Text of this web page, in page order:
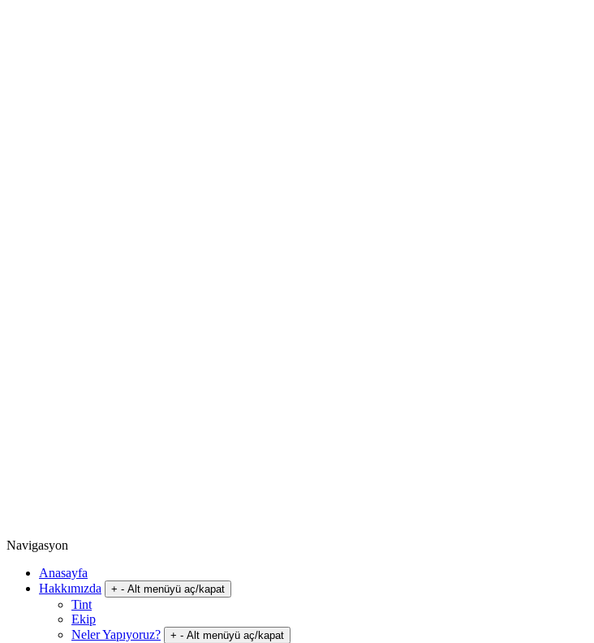
Navigasyon
Anasayfa
Hakkımızda
+ - Alt menüyü aç/kapat
Tint
Ekip
Neler Yapıyoruz?
+ - Alt menüyü aç/kapat